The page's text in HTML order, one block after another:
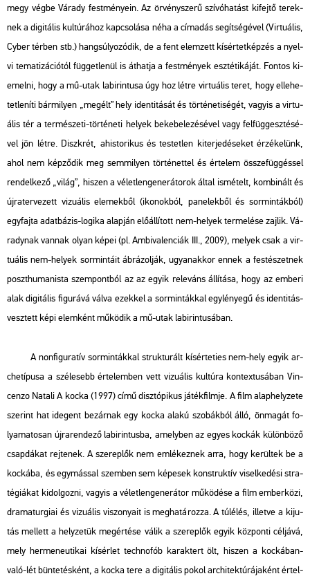
megy végbe Vá­rady fest­mé­nye­in. Az ör­vény­sze­rű szí­vó­ha­tást ki­fej­tő te­rek­
nek a di­gi­tá­lis kul­tú­rá­hoz kap­cso­lá­sa néha a cím­adás se­gít­sé­gé­vel (Vir­tu­á­lis,
Cyber tér­ben stb.) hang­sú­lyo­zó­dik, de a fent elem­zett kí­sér­tet­kép­zés a nyel­
vi te­ma­ti­zá­ci­ó­tól füg­get­le­nül is át­hat­ja a fest­mé­nyek esz­té­ti­ká­ját. Fon­tos ki­
emel­ni, hogy a mű-utak la­bi­rin­tu­sa úgy hoz létre vir­tu­á­lis teret, hogy el­le­he­
tet­le­ní­ti bár­mi­lyen „meg­élt” hely iden­ti­tá­sát és tör­té­ne­ti­sé­gét, vagy­is a vir­tu­
á­lis tér a ter­mé­sze­ti-tör­té­ne­ti he­lyek be­ke­be­le­zé­sé­vel vagy fel­füg­gesz­té­sé­
vel jön létre. Diszk­rét, ahis­to­ri­kus és tes­tet­len ki­ter­je­dé­se­ket ér­zé­ke­lünk,
ahol nem kép­ző­dik meg sem­mi­lyen tör­té­net­tel és ér­te­lem össze­füg­gés­sel
ren­del­ke­ző „világ”, hi­szen a vé­let­len­ge­ne­rá­to­rok által is­mé­telt, kom­bi­nált és
új­ra­ter­ve­zett vi­zu­á­lis ele­mek­ből (iko­nok­ból, pa­ne­lek­ből és sor­min­ták­ból)
egy­faj­ta adat­bá­zis-lo­gi­ka alap­ján elő­ál­lí­tott nem-he­lyek ter­me­lé­se zaj­lik. Vá­
rady­nak van­nak olyan képei (pl.Am­bi­va­len­ci­ák III., 2009), me­lyek csak a vir­
tu­á­lis nem-he­lyek sor­min­tá­it áb­rá­zol­ják, ugyan­ak­kor ennek a fes­té­szet­nek
poszt­hu­ma­nis­ta szem­pont­ból az az egyik re­le­váns ál­lí­tá­sa, hogy az em­be­ri
alak di­gi­tá­lis fi­gu­rá­vá válva ezek­kel a sor­min­ták­kal egy­lé­nye­gű és iden­ti­tás­
vesz­tett képi elem­ként mű­kö­dik a mű-utak la­bi­rin­tu­sá­ban.
A non­fi­gu­ra­tív sor­min­ták­kal struk­tu­rált kí­sér­te­ti­es nem-hely egyik ar­
che­tí­pu­sa a szé­le­sebb ér­te­lem­ben vett vi­zu­á­lis kul­tú­ra kon­tex­tu­sá­ban Vin­
cen­zo Na­ta­liA kocka (1997) című disz­tó­pi­kus já­ték­film­je. A film alap­hely­ze­te
sze­rint hat ide­gent be­zár­nak egy kocka alakú szo­bák­ból álló, ön­ma­gát fo­
lya­ma­to­san új­ra­ren­de­ző la­bi­rin­tus­ba, amely­ben az egyes koc­kák kü­lön­bö­ző
csap­dá­kat rej­te­nek. A sze­rep­lők nem em­lé­kez­nek arra, hogy ke­rül­tek be a
koc­ká­ba, és egy­más­sal szem­ben sem ké­pe­sek konst­ruk­tív vi­sel­ke­dé­si stra­
té­gi­á­kat ki­dol­goz­ni, vagy­is a vé­let­len­ge­ne­rá­tor mű­kö­dé­se a film em­ber­kö­zi,
dra­ma­tur­gi­ai és vi­zu­á­lis vi­szo­nya­it is meg­ha­tá­roz­za. A túl­élés, il­let­ve a ki­ju­
tás mel­lett a hely­ze­tük meg­ér­té­se válik a sze­rep­lők egyik köz­pon­ti cél­já­vá,
mely her­me­ne­u­ti­kai kí­sér­let tech­no­fób ka­rak­tert ölt, hi­szen a koc­ká­ban-
való-lét bün­te­tés­ként, a kocka tere a di­gi­tá­lis pokol ar­chi­tek­tú­rá­ja­ként ér­tel­